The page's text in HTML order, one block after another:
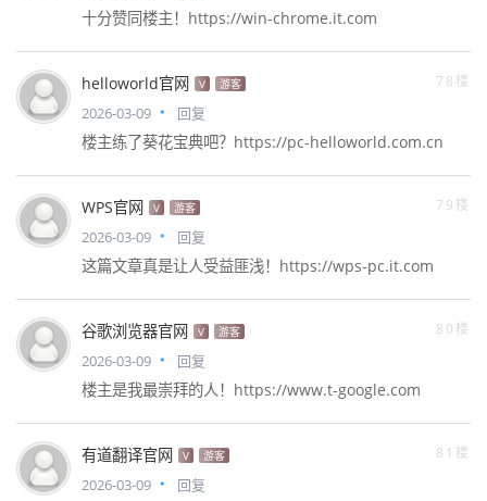
十分赞同楼主！https://win-chrome.it.com
helloworld官网 V 游客 78楼
2026-03-09 回复
楼主练了葵花宝典吧？https://pc-helloworld.com.cn
WPS官网 V 游客 79楼
2026-03-09 回复
这篇文章真是让人受益匪浅！https://wps-pc.it.com
谷歌浏览器官网 V 游客 80楼
2026-03-09 回复
楼主是我最崇拜的人！https://www.t-google.com
有道翻译官网 V 游客 81楼
2026-03-09 回复